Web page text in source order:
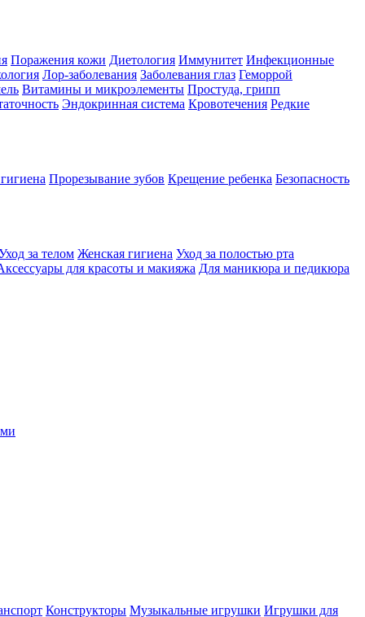
Поражения кожи Диетология Иммунитет Инфекционные
Лор-заболевания Заболевания глаз Геморрой
Витамины и микроэлементы Простуда, грипп
Эндокринная система Кровотечения Редкие
Прорезывание зубов Крещение ребенка Безопасность
за телом Женская гигиена Уход за полостью рта
для красоты и макияжа Для маникюра и педикюра
Конструкторы Музыкальные игрушки Игрушки для